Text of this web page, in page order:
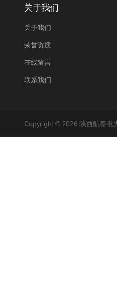
关于我们
关于我们
荣誉资质
在线留言
联系我们
Copyright © 2026 陕西航泰电